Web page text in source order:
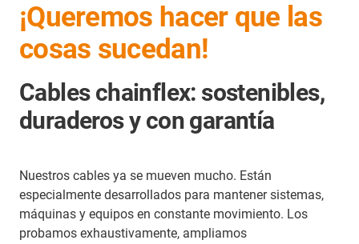
¡Queremos hacer que las
cosas sucedan!
Cables chainflex: sostenibles,
duraderos y con garantía
Nuestros cables ya se mueven mucho. Están
especialmente desarrollados para mantener sistemas,
máquinas y equipos en constante movimiento. Los
probamos exhaustivamente, ampliamos